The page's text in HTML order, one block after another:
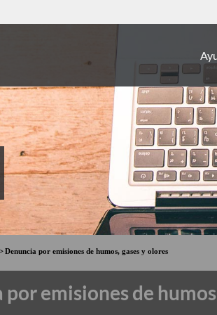
Denuncia por emisiones de humos, gases y olores
emisiones de